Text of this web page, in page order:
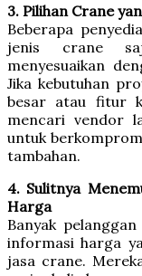
3. Pilihan Crane
Beberapa
jenis crane
menyesuaikan
Jika kebutuhan
besar atau fitur
mencari vendor
untuk
tambahan.
4. Sulitnya
Harga
Banyak
informasi harga
jasa crane.